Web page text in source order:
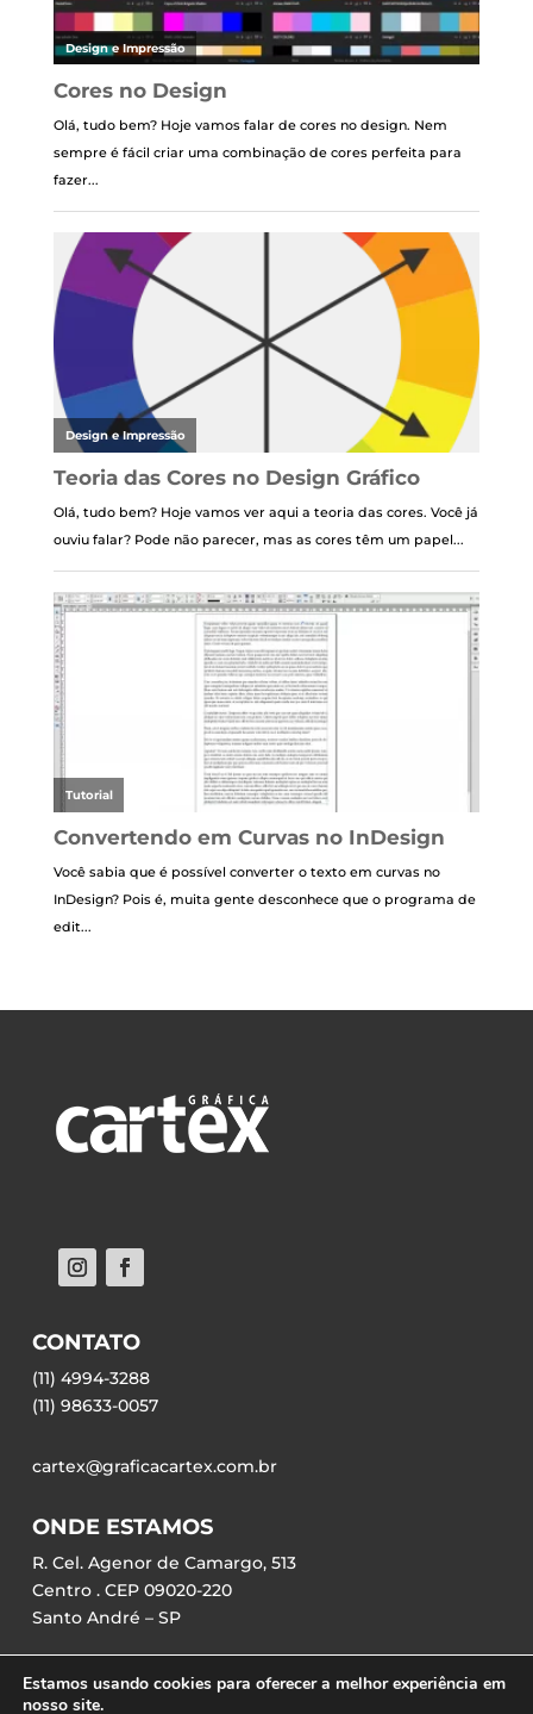
CONTATO
(11) 4994-3288
(11) 98633-0057
cartex@graficacartex.com.br
ONDE ESTAMOS
R. Cel. Agenor de Camargo, 513
Centro . CEP 09020-220
Santo André – SP
Estamos usando cookies para oferecer a melhor experiência em
nosso site.